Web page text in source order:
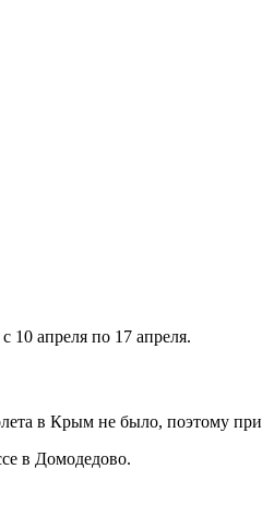
10 апреля по 17 апреля.
в Крым не было, поэтому
в Домодедово.